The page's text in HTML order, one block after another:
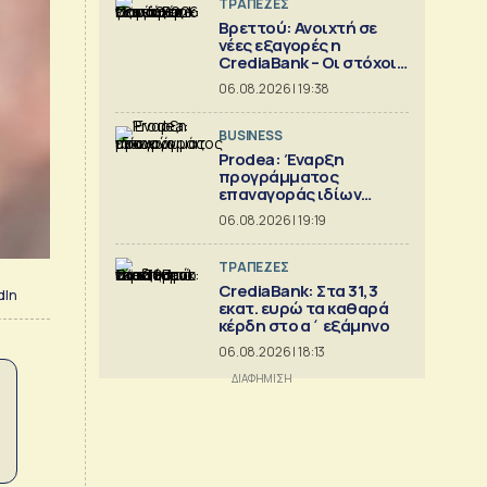
ΤΡΑΠΕΖΕΣ
Βρεττού: Ανοιχτή σε
νέες εξαγορές η
CrediaBank – Οι στόχοι
για το 2026
06.08.2026 | 19:38
BUSINESS
Prodea: Έναρξη
προγράμματος
επαναγοράς ιδίων
μετοχών
06.08.2026 | 19:19
ΤΡΑΠΕΖΕΣ
CrediaBank: Στα 31,3
εκατ. ευρώ τα καθαρά
κέρδη στο α΄ εξάμηνο
06.08.2026 | 18:13